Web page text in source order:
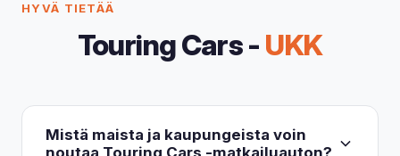
HYVÄ TIETÄÄ
Touring Cars - UKK
Mistä maista ja kaupungeista voin
noutaa Touring Cars -matkailuauton?